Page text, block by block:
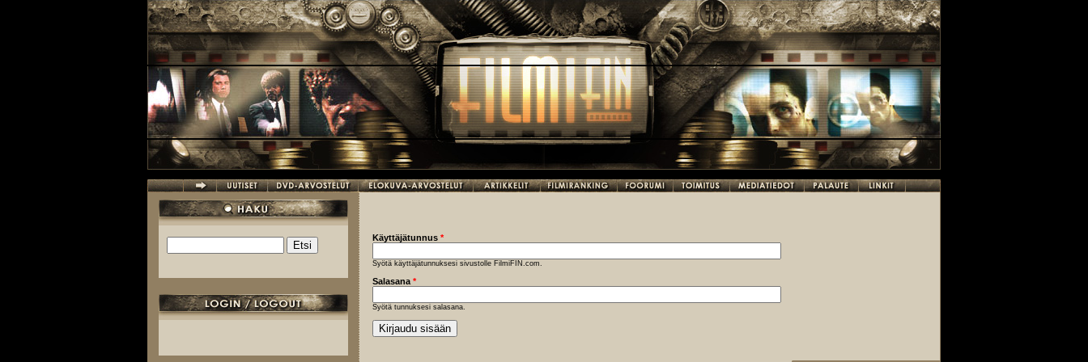
Hakulomake
Käyttäjätunnus *
Syötä käyttäjätunnuksesi sivustolle FilmiFIN.com.
Salasana *
Syötä tunnuksesi salasana.